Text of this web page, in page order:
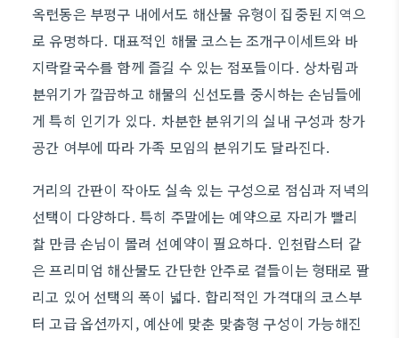
옥련동은 부평구 내에서도 해산물 유형이 집중된 지역으
로 유명하다. 대표적인 해물 코스는 조개구이세트와 바
지락칼국수를 함께 즐길 수 있는 점포들이다. 상차림과
분위기가 깔끔하고 해물의 신선도를 중시하는 손님들에
게 특히 인기가 있다. 차분한 분위기의 실내 구성과 창가
공간 여부에 따라 가족 모임의 분위기도 달라진다.
거리의 간판이 작아도 실속 있는 구성으로 점심과 저녁의
선택이 다양하다. 특히 주말에는 예약으로 자리가 빨리
찰 만큼 손님이 몰려 선예약이 필요하다. 인천랍스터 같
은 프리미엄 해산물도 간단한 안주로 곁들이는 형태로 팔
리고 있어 선택의 폭이 넓다. 합리적인 가격대의 코스부
터 고급 옵션까지, 예산에 맞춘 맞춤형 구성이 가능해진